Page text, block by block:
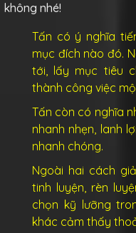
không nhé!
Tấn có ý nghĩa
mục đích nào đó.
tới, lấy mục tiêu
thành công việc
Tấn còn có nghĩa
nhanh nhẹn, lanh
nhanh chóng.
Ngoài hai cách
tinh luyện, rèn
chọn kỹ lưỡng
khác cảm thấy